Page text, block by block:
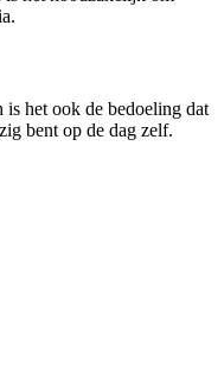
is het ook de bedoeling dat
bent op de dag zelf.